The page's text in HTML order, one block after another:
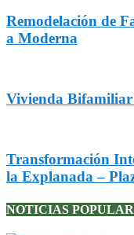
Remodelación de
a Moderna
Vivienda Bifamiliar
Transformación
la Explanada –
NOTICIAS